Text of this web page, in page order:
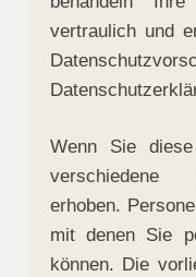
vertraulich und
Wenn Sie
verschiedene
erhoben.
mit denen Sie
können. Die